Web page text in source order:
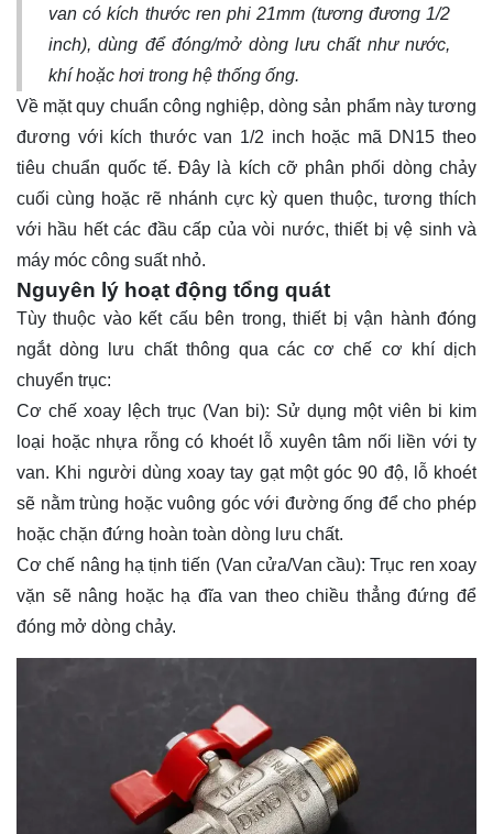
van có kích thước ren phi 21mm (tương đương 1/2
inch), dùng để đóng/mở dòng lưu chất như nước,
khí hoặc hơi trong hệ thống ống.
Về mặt quy chuẩn công nghiệp, dòng sản phẩm này tương
đương với kích thước van 1/2 inch hoặc mã DN15 theo
tiêu chuẩn quốc tế. Đây là kích cỡ phân phối dòng chảy
cuối cùng hoặc rẽ nhánh cực kỳ quen thuộc, tương thích
với hầu hết các đầu cấp của vòi nước, thiết bị vệ sinh và
máy móc công suất nhỏ.
Nguyên lý hoạt động tổng quát
Tùy thuộc vào kết cấu bên trong, thiết bị vận hành đóng
ngắt dòng lưu chất thông qua các cơ chế cơ khí dịch
chuyển trục:
Cơ chế xoay lệch trục (Van bi): Sử dụng một viên bi kim
loại hoặc nhựa rỗng có khoét lỗ xuyên tâm nối liền với ty
van. Khi người dùng xoay tay gạt một góc 90 độ, lỗ khoét
sẽ nằm trùng hoặc vuông góc với đường ống để cho phép
hoặc chặn đứng hoàn toàn dòng lưu chất.
Cơ chế nâng hạ tịnh tiến (Van cửa/Van cầu): Trục ren xoay
vặn sẽ nâng hoặc hạ đĩa van theo chiều thẳng đứng để
đóng mở dòng chảy.